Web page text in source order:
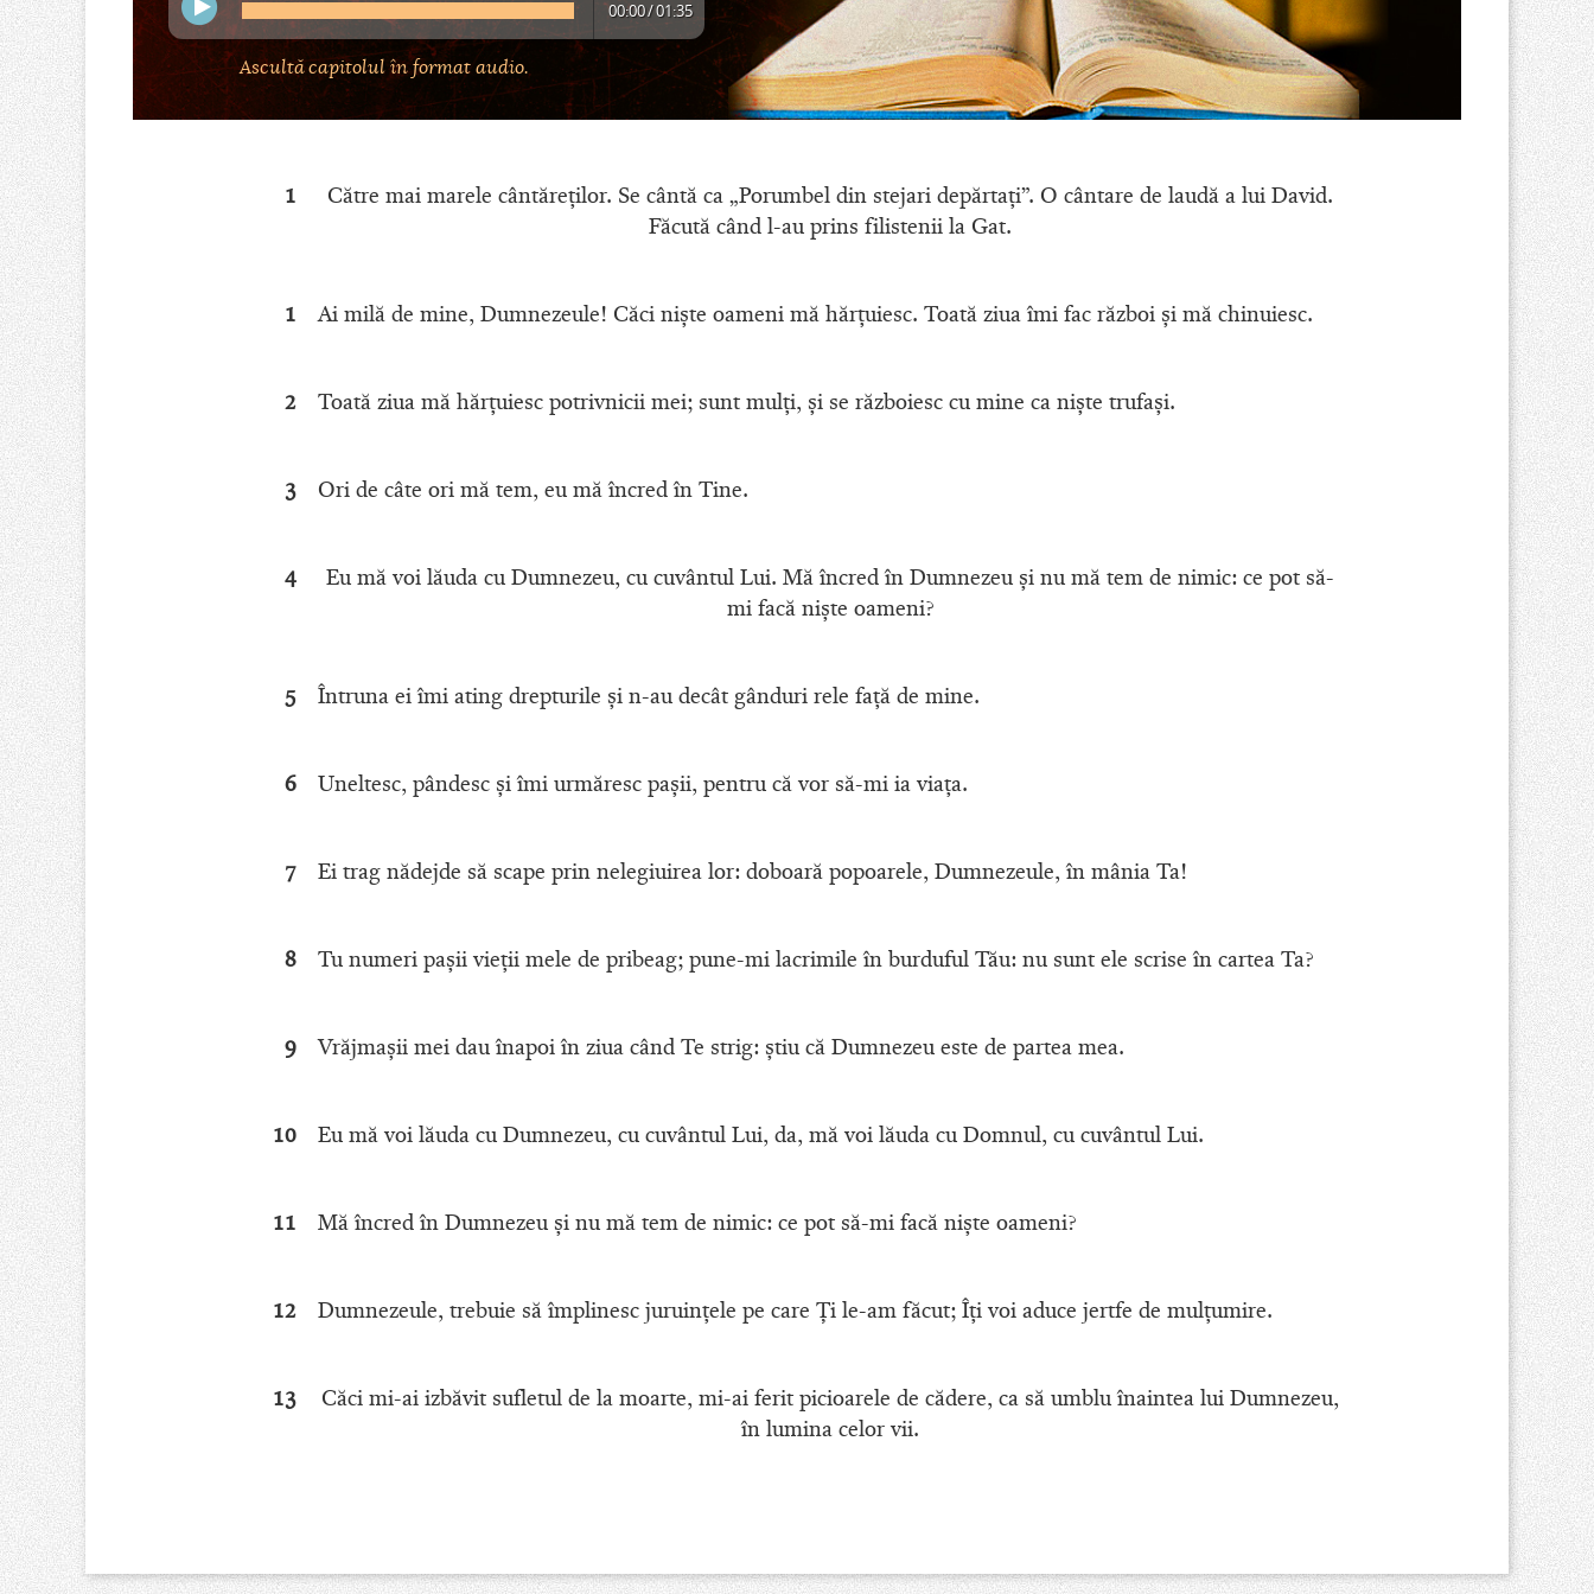
00:00/01:35
Ascultă capitolul în format audio.
1
Către mai marele cântăreţilor. Se cântă ca „Porumbel din stejari depărtaţi”. O cântare de laudă a lui David.
Făcută când l-au prins filistenii la Gat.
1 Ai milă de mine, Dumnezeule! Căci nişte oameni mă hărţuiesc. Toată ziua îmi fac război şi mă chinuiesc.
2 Toată ziua mă hărţuiesc potrivnicii mei; sunt mulţi, şi se războiesc cu mine ca nişte trufaşi.
3 Ori de câte ori mă tem, eu mă încred în Tine.
4
Eu mă voi lăuda cu Dumnezeu, cu cuvântul Lui. Mă încred în Dumnezeu şi nu mă tem de nimic: ce pot să-
mi facă nişte oameni?
5 Întruna ei îmi ating drepturile şi n-au decât gânduri rele faţă de mine.
6 Uneltesc, pândesc şi îmi urmăresc paşii, pentru că vor să-mi ia viaţa.
7 Ei trag nădejde să scape prin nelegiuirea lor: doboară popoarele, Dumnezeule, în mânia Ta!
8 Tu numeri paşii vieţii mele de pribeag; pune-mi lacrimile în burduful Tău: nu sunt ele scrise în cartea Ta?
9 Vrăjmaşii mei dau înapoi în ziua când Te strig: ştiu că Dumnezeu este de partea mea.
10 Eu mă voi lăuda cu Dumnezeu, cu cuvântul Lui, da, mă voi lăuda cu Domnul, cu cuvântul Lui.
11 Mă încred în Dumnezeu şi nu mă tem de nimic: ce pot să-mi facă nişte oameni?
12 Dumnezeule, trebuie să împlinesc juruinţele pe care Ţi le-am făcut; Îţi voi aduce jertfe de mulţumire.
13
Căci mi-ai izbăvit sufletul de la moarte, mi-ai ferit picioarele de cădere, ca să umblu înaintea lui Dumnezeu,
în lumina celor vii.